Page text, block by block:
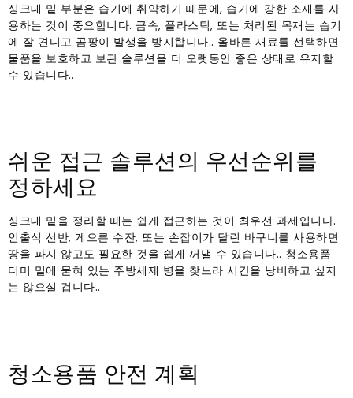
싱크대 밑 부분은 습기에 취약하기 때문에, 습기에 강한 소재를 사
용하는 것이 중요합니다. 금속, 플라스틱, 또는 처리된 목재는 습기
에 잘 견디고 곰팡이 발생을 방지합니다.. 올바른 재료를 선택하면
물품을 보호하고 보관 솔루션을 더 오랫동안 좋은 상태로 유지할
수 있습니다..
쉬운 접근 솔루션의 우선순위를
정하세요
싱크대 밑을 정리할 때는 쉽게 접근하는 것이 최우선 과제입니다.
인출식 선반, 게으른 수잔, 또는 손잡이가 달린 바구니를 사용하면
땅을 파지 않고도 필요한 것을 쉽게 꺼낼 수 있습니다.. 청소용품
더미 밑에 묻혀 있는 주방세제 병을 찾느라 시간을 낭비하고 싶지
는 않으실 겁니다..
청소용품 안전 계획